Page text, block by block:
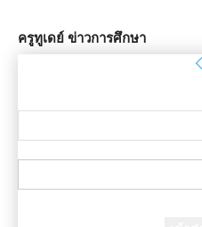
ครูทูเดย์ ข่าวการศึกษา